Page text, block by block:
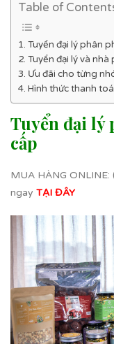
Table of
Tuyển đại lý phân
Tuyển đại lý và
Ưu đãi cho từng
Hình thức thanh
Tuyển đại lý
cấp
MUA HÀNG
ngay TẠI ĐÂY